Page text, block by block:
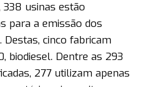
338 usinas estão
para a emissão dos
Destas, cinco fabricam
biodiesel. Dentre as 293
277 utilizam apenas